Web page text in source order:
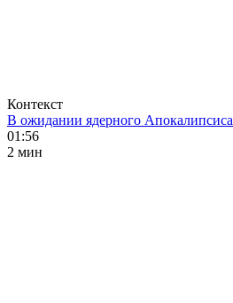
Контекст
В ожидании ядерного Апокалипсиса
01:56
2 мин